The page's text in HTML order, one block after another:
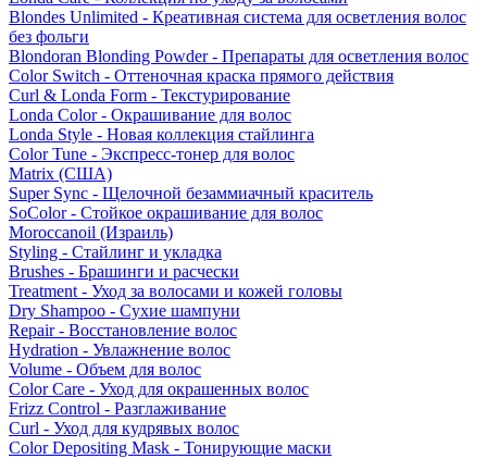
Blondes Unlimited - Креативная система для осветления волос
без фольги
Blondoran Blonding Powder - Препараты для осветления волос
Color Switch - Оттеночная краска прямого действия
Curl & Londa Form - Текстурирование
Londa Color - Окрашивание для волос
Londa Style - Новая коллекция стайлинга
Color Tune - Экспресс-тонер для волос
Matrix (США)
Super Sync - Щелочной безаммиачный краситель
SoColor - Стойкое окрашивание для волос
Moroccanoil (Израиль)
Styling - Стайлинг и укладка
Brushes - Брашинги и расчески
Treatment - Уход за волосами и кожей головы
Dry Shampoo - Сухие шампуни
Repair - Восстановление волос
Hydration - Увлажнение волос
Volume - Объем для волос
Color Care - Уход для окрашенных волос
Frizz Control - Разглаживание
Curl - Уход для кудрявых волос
Color Depositing Mask - Тонирующие маски